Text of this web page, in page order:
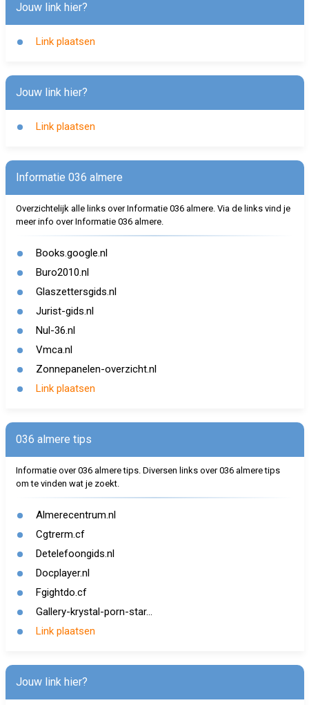
Jouw link hier?
Link plaatsen
Jouw link hier?
Link plaatsen
Informatie 036 almere
Overzichtelijk alle links over Informatie 036 almere. Via de links vind je
meer info over Informatie 036 almere.
Books.google.nl
Buro2010.nl
Glaszettersgids.nl
Jurist-gids.nl
Nul-36.nl
Vmca.nl
Zonnepanelen-overzicht.nl
Link plaatsen
036 almere tips
Informatie over 036 almere tips. Diversen links over 036 almere tips
om te vinden wat je zoekt.
Almerecentrum.nl
Cgtrerm.cf
Detelefoongids.nl
Docplayer.nl
Fgightdo.cf
Gallery-krystal-porn-star...
Link plaatsen
Jouw link hier?